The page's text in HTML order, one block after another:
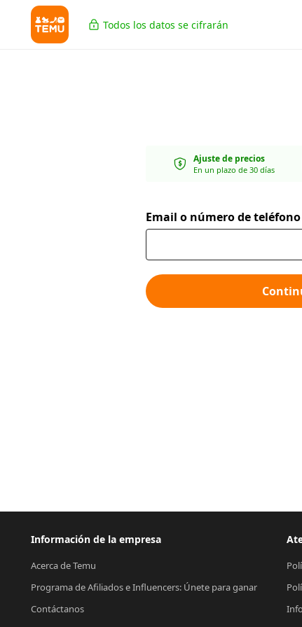
Todos los datos se cifrarán
Ajuste de precios
En un plazo de 30 días
Email o número de teléfono
Información de la empresa
Acerca de Temu
Programa de Afiliados e Influencers: Únete para ganar
Contáctanos